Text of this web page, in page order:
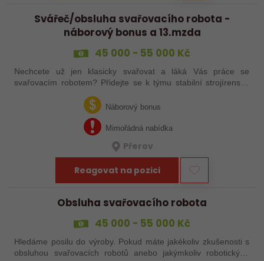
Svářeč/obsluha svařovacího robota -
náborový bonus a 13.mzda
45 000 - 55 000 Kč
Nechcete už jen klasicky svařovat a láká Vás práce se
svařovacím robotem? Přidejte se k týmu stabilní strojírenské
společnosti v Hranicích a využijte své zkušenosti se
svařováním v moderní výrobě.…
Náborový bonus
Mimořádná nabídka
Přerov
Reagovat na pozici
Obsluha svařovacího robota
45 000 - 55 000 Kč
Hledáme posilu do výroby. Pokud máte jakékoliv zkušenosti s
obsluhou svařovacích robotů anebo jakýmkoliv robotickým,